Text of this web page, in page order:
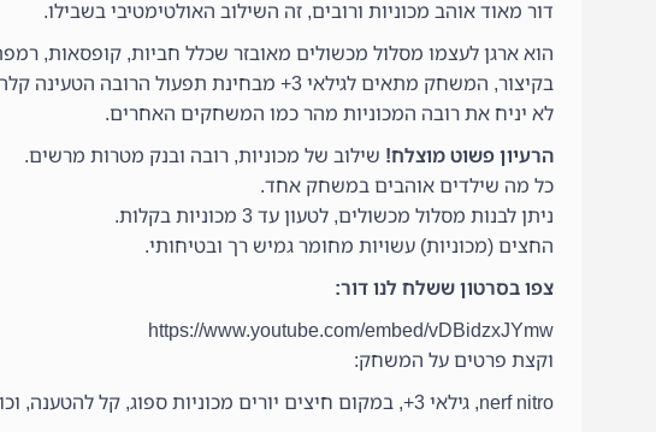
דור מאוד אוהב מכוניות ורובים, זה השילוב האולטימטיבי בשבילו.
הוא ארגן לעצמו מסלול מכשולים מאובזר שכלל חביות, קופסאות,
בקיצור, המשחק מתאים לגילאי 3+ מבחינת
לא יניח את רובה המכוניות מהר כמו המשחקים האחרים.
הרעיון פשוט מוצלח! שילוב של מכוניות, רובה ובנק מטרות מרשים.
כל מה שילדים אוהבים במשחק אחד.
ניתן לבנות מסלול מכשולים, לטעון עד 3 מכוניות בקלות.
החצים (מכוניות) עשויות מחומר גמיש רך ובטיחותי.
צפו בסרטון ששלח לנו דור:
https://www.youtube.com/embed/vDBidzxJYmw
וקצת פרטים על המשחק:
nerf nitro, גילאי 3+, במקום חיצים יורים מכוניות ספוג, קל להטענה, וכולל גם מטרות.